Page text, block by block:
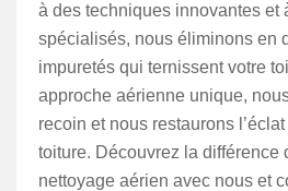
à des techniques innovantes et
spécialisés, nous éliminons en
impuretés qui ternissent votre
approche aérienne unique,
recoin et nous restaurons
toiture. Découvrez la différence
nettoyage aérien avec nous et